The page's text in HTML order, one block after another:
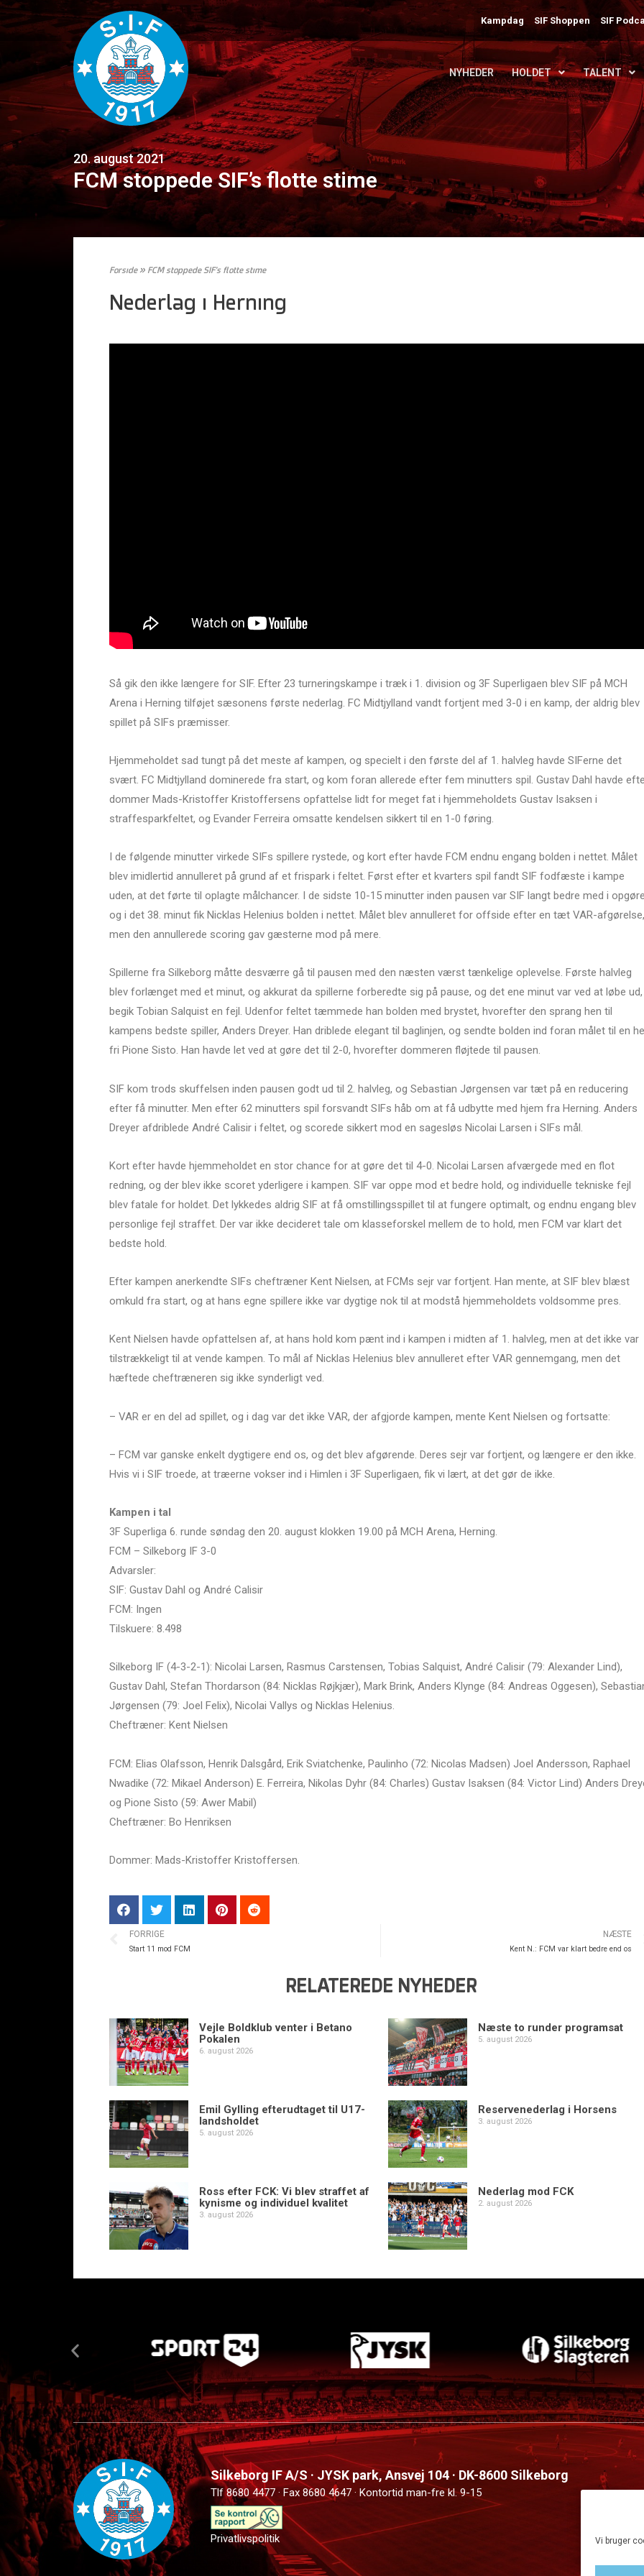
Vi bruger
Kampdag SIF Shoppen SIF
NYHEDER HOLDET TALENT
20. august 2021
FCM stoppede SIF’s flotte stime
Forside» FCM stoppede SIF’s flotte stime
Nederlag i Herning
Så gik den ikke længere for SIF. Efter 23 turneringskampe i træk i 1. division og 3F Superligaen blev SIF på MCH
Arena i Herning tilføjet sæsonens første nederlag. FC Midtjylland vandt fortjent med 3-0 i en kamp, der aldrig blev
spillet på SIFs præmisser.
Hjemmeholdet sad tungt på det meste af kampen, og specielt i den første del af 1. halvleg havde SIFerne det
svært. FC Midtjylland dominerede fra start, og kom foran allerede efter fem minutters spil. Gustav Dahl havde
dommer Mads-Kristoffer Kristoffersens opfattelse lidt for meget fat i hjemmeholdets Gustav Isaksen i
straffesparkfeltet, og Evander Ferreira omsatte kendelsen sikkert til en 1-0 føring.
I de følgende minutter virkede SIFs spillere rystede, og kort efter havde FCM endnu engang bolden i nettet. Målet
blev imidlertid annulleret på grund af et frispark i feltet. Først efter et kvarters spil fandt SIF fodfæste i kampe
uden, at det førte til oplagte målchancer. I de sidste 10-15 minutter inden pausen var SIF langt bedre med i
og i det 38. minut fik Nicklas Helenius bolden i nettet. Målet blev annulleret for offside efter en tæt VAR-afgørelse,
men den annullerede scoring gav gæsterne mod på mere.
Spillerne fra Silkeborg måtte desværre gå til pausen med den næsten værst tænkelige oplevelse. Første halvleg
blev forlænget med et minut, og akkurat da spillerne forberedte sig på pause, og det ene minut var ved at løbe ud,
begik Tobian Salquist en fejl. Udenfor feltet tæmmede han bolden med brystet, hvorefter den sprang hen til
kampens bedste spiller, Anders Dreyer. Han driblede elegant til baglinjen, og sendte bolden ind foran målet til en
fri Pione Sisto. Han havde let ved at gøre det til 2-0, hvorefter dommeren fløjtede til pausen.
SIF kom trods skuffelsen inden pausen godt ud til 2. halvleg, og Sebastian Jørgensen var tæt på en reducering
efter få minutter. Men efter 62 minutters spil forsvandt SIFs håb om at få udbytte med hjem fra Herning. Anders
Dreyer afdriblede André Calisir i feltet, og scorede sikkert mod en sagesløs Nicolai Larsen i SIFs mål.
Kort efter havde hjemmeholdet en stor chance for at gøre det til 4-0. Nicolai Larsen afværgede med en flot
redning, og der blev ikke scoret yderligere i kampen. SIF var oppe mod et bedre hold, og individuelle tekniske fejl
blev fatale for holdet. Det lykkedes aldrig SIF at få omstillingsspillet til at fungere optimalt, og endnu engang blev
personlige fejl straffet. Der var ikke decideret tale om klasseforskel mellem de to hold, men FCM var klart det
bedste hold.
Efter kampen anerkendte SIFs cheftræner Kent Nielsen, at FCMs sejr var fortjent. Han mente, at SIF blev blæst
omkuld fra start, og at hans egne spillere ikke var dygtige nok til at modstå hjemmeholdets voldsomme pres.
Kent Nielsen havde opfattelsen af, at hans hold kom pænt ind i kampen i midten af 1. halvleg, men at det ikke var
tilstrækkeligt til at vende kampen. To mål af Nicklas Helenius blev annulleret efter VAR gennemgang, men det
hæftede cheftræneren sig ikke synderligt ved.
– VAR er en del ad spillet, og i dag var det ikke VAR, der afgjorde kampen, mente Kent Nielsen og fortsatte:
– FCM var ganske enkelt dygtigere end os, og det blev afgørende. Deres sejr var fortjent, og længere er den ikke.
Hvis vi i SIF troede, at træerne vokser ind i Himlen i 3F Superligaen, fik vi lært, at det gør de ikke.
Kampen i tal
3F Superliga 6. runde søndag den 20. august klokken 19.00 på MCH Arena, Herning.
FCM – Silkeborg IF 3-0
Advarsler:
SIF: Gustav Dahl og André Calisir
FCM: Ingen
Tilskuere: 8.498
Silkeborg IF (4-3-2-1): Nicolai Larsen, Rasmus Carstensen, Tobias Salquist, André Calisir (79: Alexander Lind),
Gustav Dahl, Stefan Thordarson (84: Nicklas Røjkjær), Mark Brink, Anders Klynge (84: Andreas Oggesen),
Jørgensen (79: Joel Felix), Nicolai Vallys og Nicklas Helenius.
Cheftræner: Kent Nielsen
FCM: Elias Olafsson, Henrik Dalsgård, Erik Sviatchenke, Paulinho (72: Nicolas Madsen) Joel Andersson, Raphael
Nwadike (72: Mikael Anderson) E. Ferreira, Nikolas Dyhr (84: Charles) Gustav Isaksen (84: Victor Lind) Anders
og Pione Sisto (59: Awer Mabil)
Cheftræner: Bo Henriksen
Dommer: Mads-Kristoffer Kristoffersen.
FORRIGE
Start 11 mod FCM
NÆSTE
Kent N.: FCM var klart bedre end os
RELATEREDE NYHEDER
Vejle Boldklub venter i Betano
Pokalen
6. august 2026
Næste to runder programsat
5. august 2026
Emil Gylling efterudtaget til U17-
landsholdet
5. august 2026
Reservenederlag i Horsens
3. august 2026
Ross efter FCK: Vi blev straffet af
kynisme og individuel kvalitet
3. august 2026
Nederlag mod FCK
2. august 2026
Silkeborg IF A/S · JYSK park, Ansvej 104 · DK-8600 Silkeborg
Tlf 8680 4477 · Fax 8680 4647 · Kontortid man-fre kl. 9-15
Privatlivspolitik